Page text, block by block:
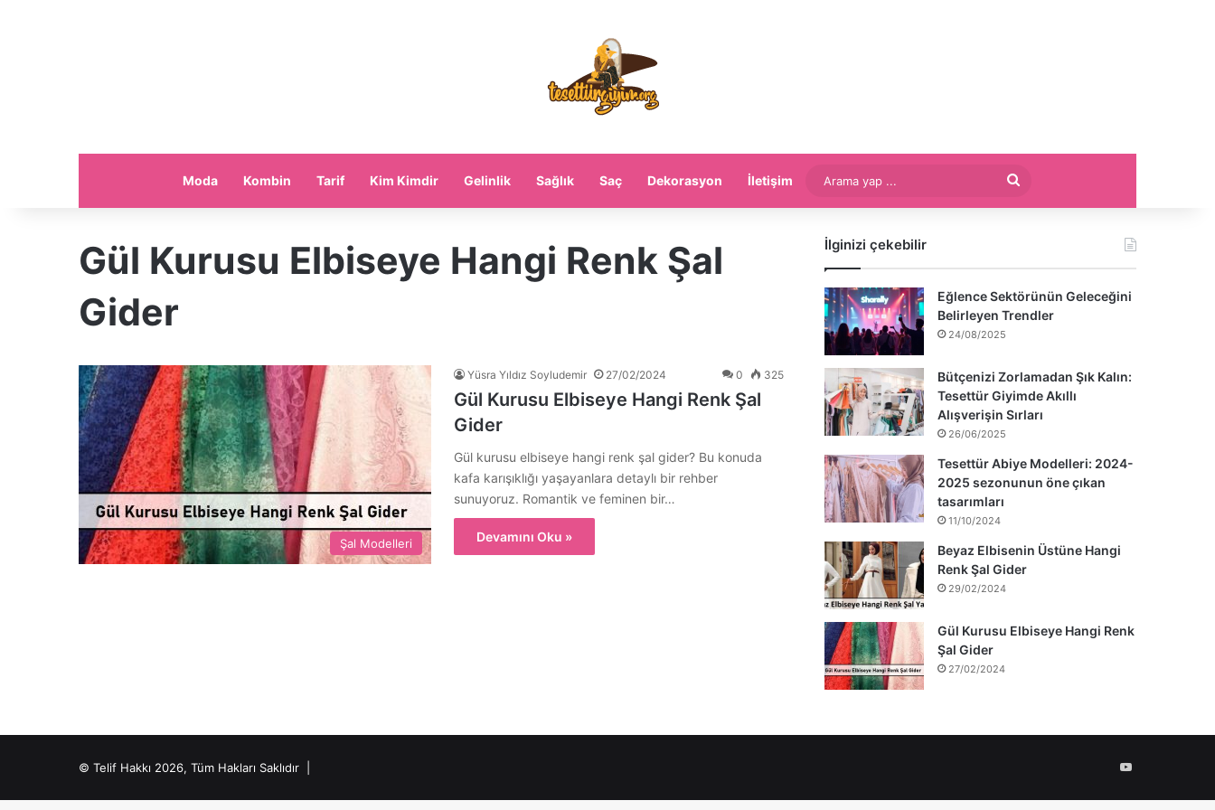
Moda Kombin Tarif Kim Kimdir Gelinlik Sağlık Saç Dekorasyon İletişim
yap
Gül Kurusu Elbiseye Hangi Renk Şal
Gider
Şal Modelleri
Yüsra Yıldız Soyludemir 27/02/2024 0 325
Gül Kurusu Elbiseye Hangi Renk Şal
Gider
Gül kurusu elbiseye hangi renk şal gider? Bu konuda
kafa karışıklığı yaşayanlara detaylı bir rehber
sunuyoruz. Romantik ve feminen bir…
Devamını Oku »
İlginizi çekebilir
Eğlence Sektörünün Geleceğini
Belirleyen Trendler
24/08/2025
Bütçenizi Zorlamadan Şık Kalın:
Tesettür Giyimde Akıllı
Alışverişin Sırları
26/06/2025
Tesettür Abiye Modelleri: 2024-
2025 sezonunun öne çıkan
tasarımları
11/10/2024
Beyaz Elbisenin Üstüne Hangi
Renk Şal Gider
29/02/2024
Gül Kurusu Elbiseye Hangi Renk
Şal Gider
27/02/2024
© Telif Hakkı 2026, Tüm Hakları Saklıdır | YouTube